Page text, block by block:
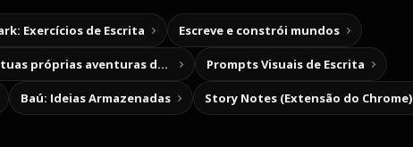
Exercícios de Escrita Escreve e constrói mundos
Cria as tuas próprias aventuras de escolha Prompts Visuais de Escrita
Baú: Ideias Armazenadas Story Notes (Extensão do Chrome)